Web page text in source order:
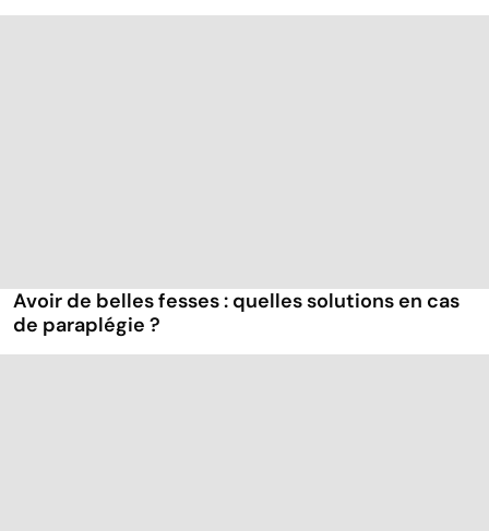
Avoir de belles fesses : quelles solutions en cas
de paraplégie ?